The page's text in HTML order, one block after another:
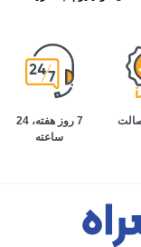
7 روز هفته، 24
ساعته